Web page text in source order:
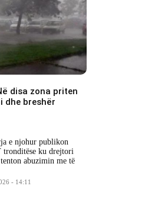
disa zona priten
dhe breshër
e njohur publikon
tronditëse ku drejtori
abuzimin me të
- 14:11